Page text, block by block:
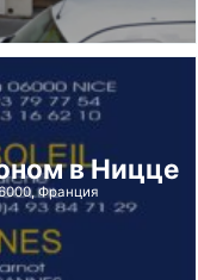
в Ницце
Франция